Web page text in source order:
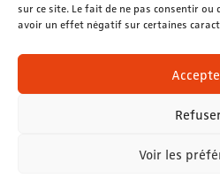
sur ce site. Le fait de ne pas consentir
avoir un effet négatif sur certaines
Voir les
04 77 32